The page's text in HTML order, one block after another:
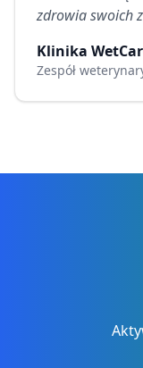
zdrowia swoich
Klinika
Zespół